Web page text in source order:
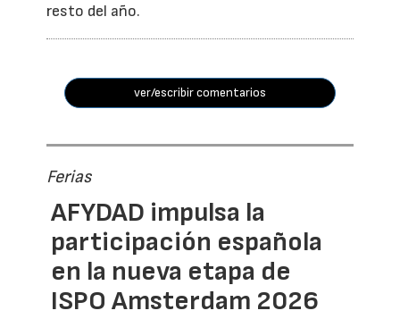
resto del año.
ver/escribir comentarios
Ferias
AFYDAD impulsa la
participación española
en la nueva etapa de
ISPO Amsterdam 2026